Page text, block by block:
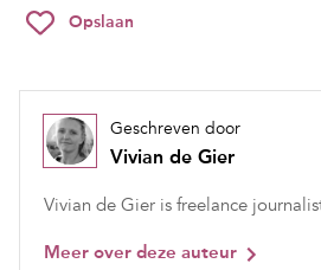
Opslaan
Geschreven door
Vivian de Gier
Vivian de Gier is freelance
Meer over deze auteur